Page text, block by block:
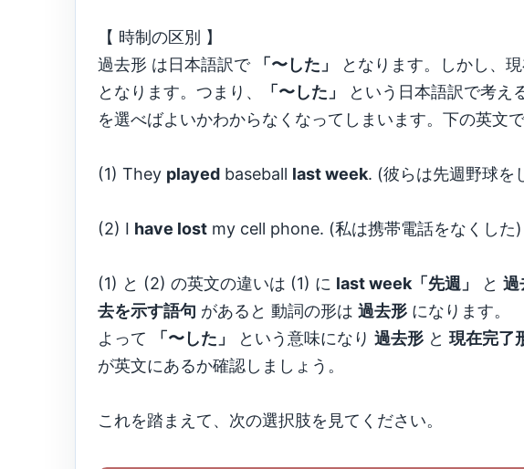
【 時制の区別 】
過去形 は日本語訳で
「〜した」 となります。しかし、
となります。つまり、
「〜した」 という日本語訳で考え
を選べばよいかわからなくなってしまいます。下の英文
(1) They played baseball last week. (彼らは先週野球を
(2) I have lost my cell phone. (私は携帯電話をなくした)
(1) と (2) の英文の違いは (1) に last week「先週」 と 過
去を示す語句 があると 動詞の形は 過去形 になります。
よって
「〜した」 という意味になり 過去形 と 現在完了
が英文にあるか確認しましょう。
これを踏まえて、次の選択肢を見てください。